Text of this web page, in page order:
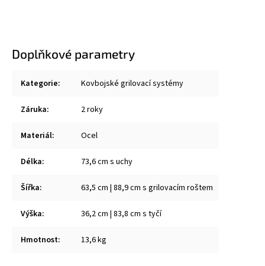
Doplňkové parametry
Kategorie: Kovbojské grilovací systémy
Záruka: 2 roky
Materiál: Ocel
Délka: 73,6 cm s uchy
Šířka: 63,5 cm | 88,9 cm s grilovacím roštem
Výška: 36,2 cm | 83,8 cm s tyčí
Hmotnost: 13,6 kg